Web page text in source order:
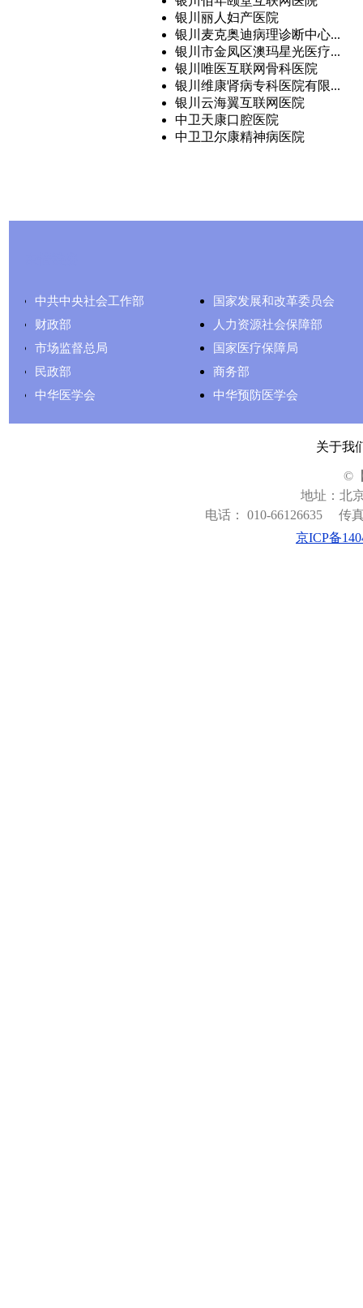
银川丽人妇产医院
银川麦克奥迪病理诊断中心...
银川市金凤区澳玛星光医疗...
银川唯医互联网骨科医院
银川维康肾病专科医院有限...
银川云海翼互联网医院
中卫天康口腔医院
中卫卫尔康精神病医院
中共中央社会工作部
国家发展和改革委员会
财政部
人力资源社会保障部
市场监督总局
国家医疗保障局
民政部
商务部
中华医学会
中华预防医学会
关于我
©
地址：北
电话： 010-66126635
传
京ICP备